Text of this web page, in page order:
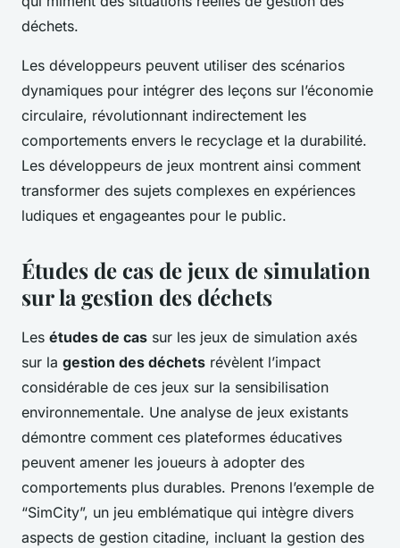
déchets.
Les développeurs peuvent utiliser des scénarios
dynamiques pour intégrer des leçons sur l’économie
circulaire, révolutionnant indirectement les
comportements envers le recyclage et la durabilité.
Les développeurs de jeux montrent ainsi comment
transformer des sujets complexes en expériences
ludiques et engageantes pour le public.
Études de cas de jeux de simulation
sur la gestion des déchets
Les études de cas sur les jeux de simulation axés
sur la gestion des déchets révèlent l’impact
considérable de ces jeux sur la sensibilisation
environnementale. Une analyse de jeux existants
démontre comment ces plateformes éducatives
peuvent amener les joueurs à adopter des
comportements plus durables. Prenons l’exemple de
“SimCity”, un jeu emblématique qui intègre divers
aspects de gestion citadine, incluant la gestion des